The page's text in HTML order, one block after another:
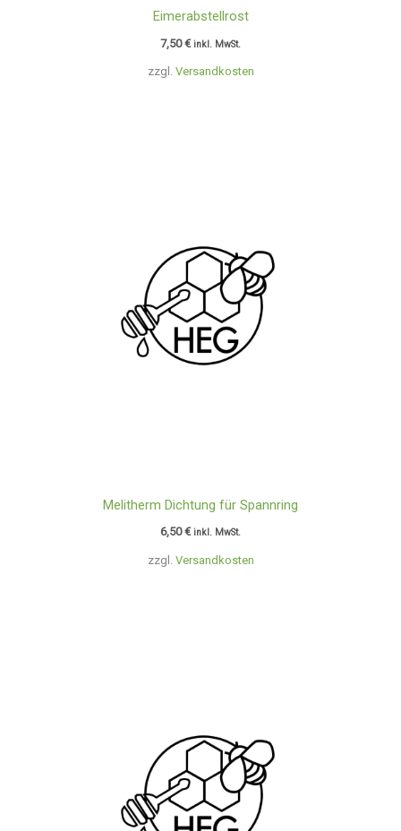
zzgl. Versandkosten
Eimerabstellrost
7,50€ inkl. MwSt.
zzgl. Versandkosten
Melitherm Dichtung für Spannring
6,50€ inkl. MwSt.